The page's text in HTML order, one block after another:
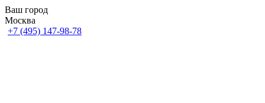
Ваш город
Москва
+7 (495) 147-98-78